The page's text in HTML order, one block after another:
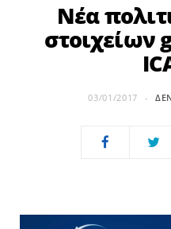
Νέα
στοιχείων
03/01/2017